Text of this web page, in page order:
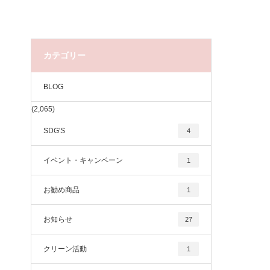
カテゴリー
BLOG
(2,065)
SDG'S 4
イベント・キャンペーン 1
お勧め商品 1
お知らせ 27
クリーン活動 1